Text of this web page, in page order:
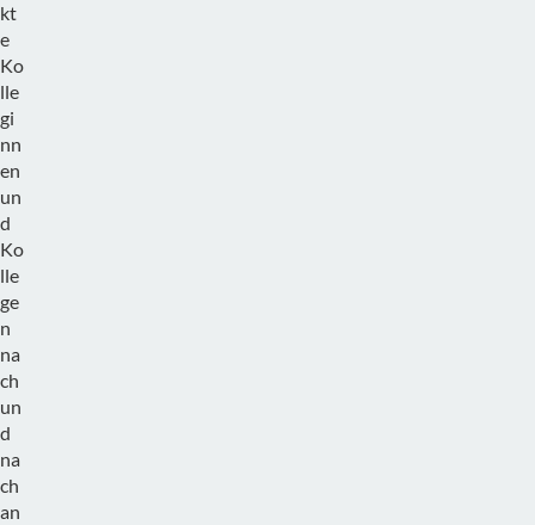
kt
e
Ko
lle
gi
nn
en
un
d
Ko
lle
ge
n
na
ch
un
d
na
ch
an